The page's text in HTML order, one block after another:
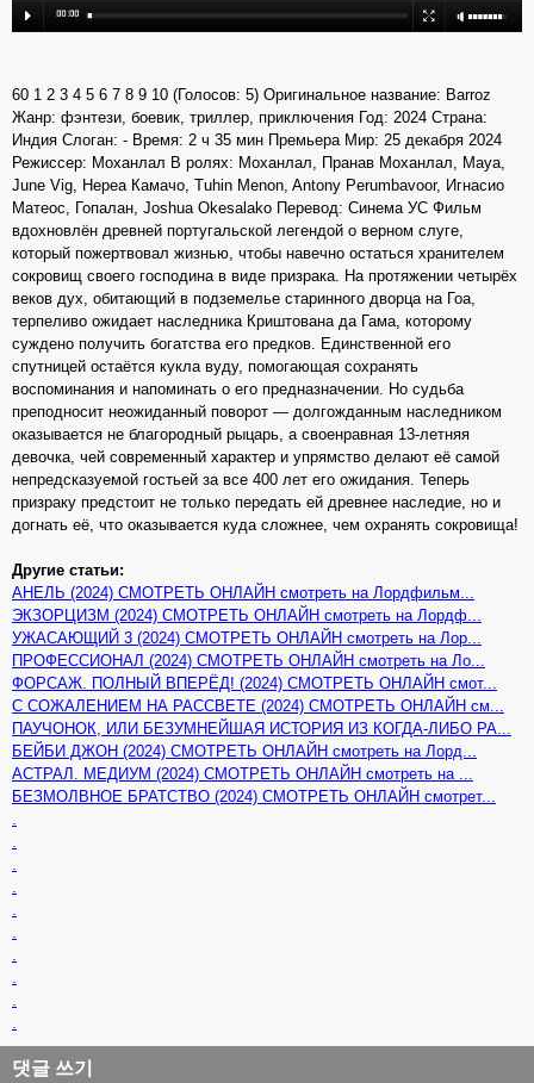
60 1 2 3 4 5 6 7 8 9 10 (Голосов: 5) Оригинальное название: Barroz
Жанр: фэнтези, боевик, триллер, приключения Год: 2024 Страна:
Индия Слоган: - Время: 2 ч 35 мин Премьера Мир: 25 декабря 2024
Режиссер: Моханлал В ролях: Моханлал, Пранав Моханлал, Maya,
June Vig, Нереа Камачо, Tuhin Menon, Antony Perumbavoor, Игнасио
Матеос, Гопалан, Joshua Okesalako Перевод: Синема УС Фильм
вдохновлён древней португальской легендой о верном слуге,
который пожертвовал жизнью, чтобы навечно остаться хранителем
сокровищ своего господина в виде призрака. На протяжении четырёх
веков дух, обитающий в подземелье старинного дворца на Гоа,
терпеливо ожидает наследника Криштована да Гама, которому
суждено получить богатства его предков. Единственной его
спутницей остаётся кукла вуду, помогающая сохранять
воспоминания и напоминать о его предназначении. Но судьба
преподносит неожиданный поворот — долгожданным наследником
оказывается не благородный рыцарь, а своенравная 13-летняя
девочка, чей современный характер и упрямство делают её самой
непредсказуемой гостьей за все 400 лет его ожидания. Теперь
призраку предстоит не только передать ей древнее наследие, но и
догнать её, что оказывается куда сложнее, чем охранять сокровища!
Другие статьи:
АНЕЛЬ (2024) СМОТРЕТЬ ОНЛАЙН смотреть на Лордфильм...
ЭКЗОРЦИЗМ (2024) СМОТРЕТЬ ОНЛАЙН смотреть на Лордф...
УЖАСАЮЩИЙ 3 (2024) СМОТРЕТЬ ОНЛАЙН смотреть на Лор...
ПРОФЕССИОНАЛ (2024) СМОТРЕТЬ ОНЛАЙН смотреть на Ло...
ФОРСАЖ. ПОЛНЫЙ ВПЕРЁД! (2024) СМОТРЕТЬ ОНЛАЙН смот...
С СОЖАЛЕНИЕМ НА РАССВЕТЕ (2024) СМОТРЕТЬ ОНЛАЙН см...
ПАУЧОНОК, ИЛИ БЕЗУМНЕЙШАЯ ИСТОРИЯ ИЗ КОГДА-ЛИБО РА...
БЕЙБИ ДЖОН (2024) СМОТРЕТЬ ОНЛАЙН смотреть на Лорд...
АСТРАЛ. МЕДИУМ (2024) СМОТРЕТЬ ОНЛАЙН смотреть на ...
БЕЗМОЛВНОЕ БРАТСТВО (2024) СМОТРЕТЬ ОНЛАЙН смотрет...
댓글 쓰기